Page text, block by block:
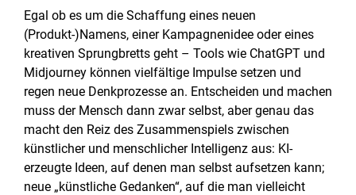
Egal ob es um die Schaffung eines neuen
(Produkt-)Namens, einer Kampagnenidee oder eines
kreativen Sprungbretts geht – Tools wie ChatGPT und
Midjourney können vielfältige Impulse setzen und
regen neue Denkprozesse an. Entscheiden und machen
muss der Mensch dann zwar selbst, aber genau das
macht den Reiz des Zusammenspiels zwischen
künstlicher und menschlicher Intelligenz aus: KI-
erzeugte Ideen, auf denen man selbst aufsetzen kann;
neue „künstliche Gedanken“, auf die man vielleicht